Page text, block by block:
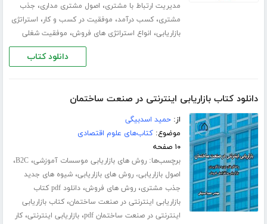
مدیریت ارتباط با مشتری، اصول مشتری مداری، جذب
مشتری،کسب درآمد، موفقیت در کسب و کار، استراتژی
بازاریابی، انواع استراتژی های فروش، موفقیت شغلی
دانلود کتاب
دانلود کتاب بازاریابی اینترنتی در صنعت ساختمان
از:حمید اسدبیگی
موضوع:کتاب‌های علوم اقتصادی
۱۰ صفحه
برچسب‌ها:روش های بازاریابی موسسات آموزشی،B2C،
اصول بازاریابی، روش های بازاریابی،شیوه های جدید
جذب مشتری،روش های فروش،
دانلود pdf کتاب
بازاریابی اینترنتی در صنعت ساختمان،کتاب بازاریابی
اینترنتی در صنعت ساختمان pdf
،بازاریابی اینترنتی،کار